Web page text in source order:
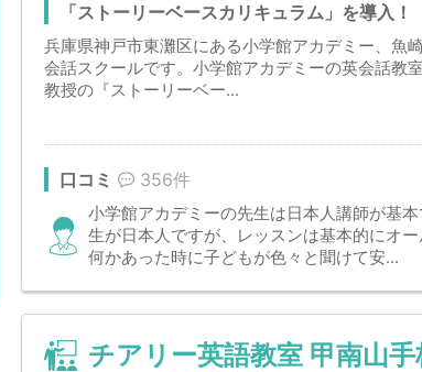
「ストーリーベースカリキュラム」を導入！
兵庫県神戸市東灘区にある小学館アカデミー、魚
会話スクールです。小学館アカデミーの英会話教
教授の『ストーリーベー...
口コミ 356件
小学館アカデミーの先生は日本人講師が基
生が日本人ですが、レッスンは基本的にオ
何かあった時に子どもが色々と聞けて安...
チアリー英語教室 甲南山手